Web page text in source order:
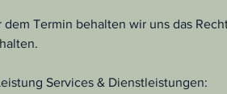
Termin behalten wir uns das
Services & Dienstleistungen: